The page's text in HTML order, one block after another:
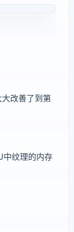
改善了到第
中纹理的内存